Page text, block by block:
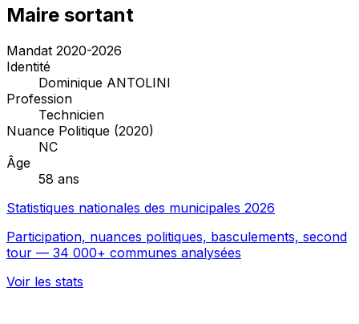
Maire sortant
Mandat 2020-2026
Identité
Dominique ANTOLINI
Profession
Technicien
Nuance Politique (2020)
NC
Âge
58 ans
Statistiques nationales des municipales 2026
Participation, nuances politiques, basculements, second
tour — 34 000+ communes analysées
Voir les stats